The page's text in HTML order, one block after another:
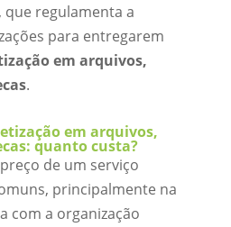
que regulamenta a
para entregarem
em arquivos,
.
em arquivos,
quanto custa?
de um serviço
principalmente na
com a organização